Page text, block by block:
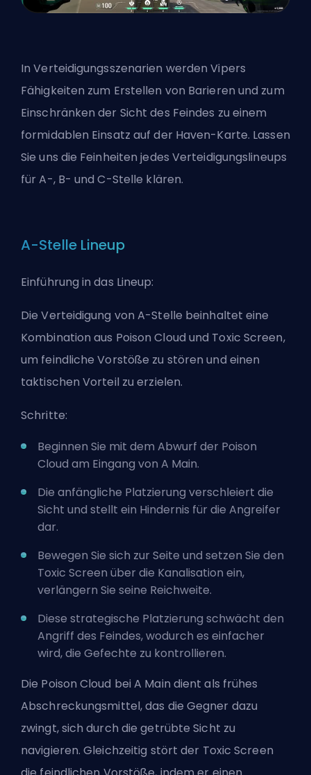
In Verteidigungsszenarien werden Vipers
Fähigkeiten zum Erstellen von Barieren und zum
Einschränken der Sicht des Feindes zu einem
formidablen Einsatz auf der Haven-Karte. Lassen
Sie uns die Feinheiten jedes Verteidigungslineups
für A-, B- und C-Stelle klären.
A-Stelle Lineup
Einführung in das Lineup:
Die Verteidigung von A-Stelle beinhaltet eine
Kombination aus Poison Cloud und Toxic Screen,
um feindliche Vorstöße zu stören und einen
taktischen Vorteil zu erzielen.
Schritte:
Beginnen Sie mit dem Abwurf der Poison
Cloud am Eingang von A Main.
Die anfängliche Platzierung verschleiert die
Sicht und stellt ein Hindernis für die Angreifer
dar.
Bewegen Sie sich zur Seite und setzen Sie den
Toxic Screen über die Kanalisation ein,
verlängern Sie seine Reichweite.
Diese strategische Platzierung schwächt den
Angriff des Feindes, wodurch es einfacher
wird, die Gefechte zu kontrollieren.
Die Poison Cloud bei A Main dient als frühes
Abschreckungsmittel, das die Gegner dazu
zwingt, sich durch die getrübte Sicht zu
navigieren. Gleichzeitig stört der Toxic Screen